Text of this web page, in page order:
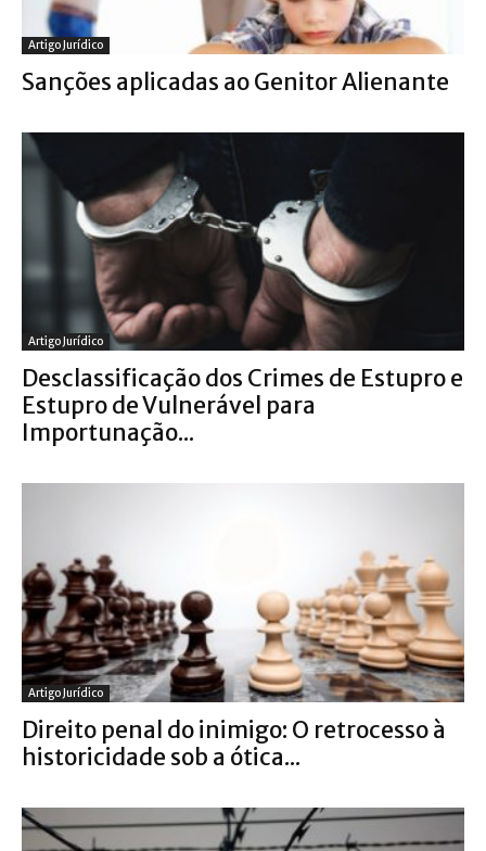
Artigo Jurídico
Sanções aplicadas ao Genitor Alienante
Artigo Jurídico
Desclassificação dos Crimes de Estupro e
Estupro de Vulnerável para
Importunação...
Artigo Jurídico
Direito penal do inimigo: O retrocesso à
historicidade sob a ótica...